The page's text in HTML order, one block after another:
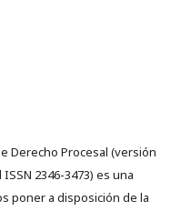
Derecho Procesal (versión
2346-3473) es una
poner a disposición de la